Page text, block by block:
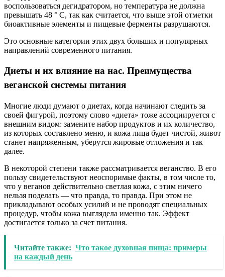
воспользоваться дегидратором, но температура не должна
превышать 48 ° C, так как считается, что выше этой отметки
биоактивные элементы и пищевые ферменты разрушаются.
Это основные категории этих двух больших и популярных
направлений современного питания.
Диеты и их влияние на нас. Преимущества
веганской системы питания
Многие люди думают о диетах, когда начинают следить за
своей фигурой, поэтому слово «диета» тоже ассоциируется с
внешним видом: замените набор продуктов и их количество,
из которых составлено меню, и кожа лица будет чистой, живот
станет напряженным, уберутся жировые отложения и так
далее.
В некоторой степени также рассматривается веганство. В его
пользу свидетельствуют неоспоримые факты, в том числе то,
что у веганов действительно светлая кожа, с этим ничего
нельзя поделать — что правда, то правда. При этом не
прикладывают особых усилий и не проводят специальных
процедур, чтобы кожа выглядела именно так. Эффект
достигается только за счет питания.
Читайте также: Что такое духовная пища: примеры
на каждый день